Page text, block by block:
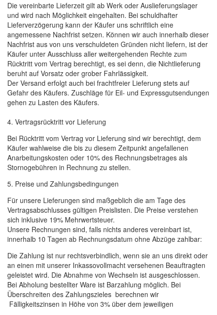
Die vereinbarte Lieferzeit gilt ab Werk oder Auslieferungslager
und wird nach Möglichkeit eingehalten. Bei schuldhafter
Lieferverzögerung kann der Käufer uns schriftlich eine
angemessene Nachfrist setzen. Können wir auch innerhalb dieser
Nachfrist aus von uns verschuldeten Gründen nicht liefern, ist der
Käufer unter Ausschluss aller weitergehenden Rechte zum
Rücktritt vom Vertrag berechtigt, es sei denn, die Nichtlieferung
beruht auf Vorsatz oder grober Fahrlässigkeit.
Der Versand erfolgt auch bei frachtfreier Lieferung stets auf
Gefahr des Käufers. Zuschläge für Eil- und Expressgutsendungen
gehen zu Lasten des Käufers.
4. Vertragsrücktritt vor Lieferung
Bei Rücktritt vom Vertrag vor Lieferung sind wir berechtigt, dem
Käufer wahlweise die bis zu diesem Zeitpunkt angefallenen
Anarbeitungskosten oder 10% des Rechnungsbetrages als
Stornogebühren in Rechnung zu stellen.
5. Preise und Zahlungsbedingungen
Für unsere Lieferungen sind maßgeblich die am Tage des
Vertragsabschlusses gültigen Preislisten. Die Preise verstehen
sich inklusive 19% Mehrwertsteuer.
Unsere Rechnungen sind, falls nichts anderes vereinbart ist,
innerhalb 10 Tagen ab Rechnungsdatum ohne Abzüge zahlbar:
Die Zahlung ist nur rechtsverbindlich, wenn sie an uns direkt oder
an einen mit unserer Inkassovollmacht versehenen Beauftragten
geleistet wird. Die Abnahme von Wechseln ist ausgeschlossen.
Bei Abholung bestellter Ware ist Barzahlung möglich. Bei
Überschreiten des Zahlungszieles berechnen wir
Fälligkeitszinsen in Höhe von 3% über dem jeweiligen